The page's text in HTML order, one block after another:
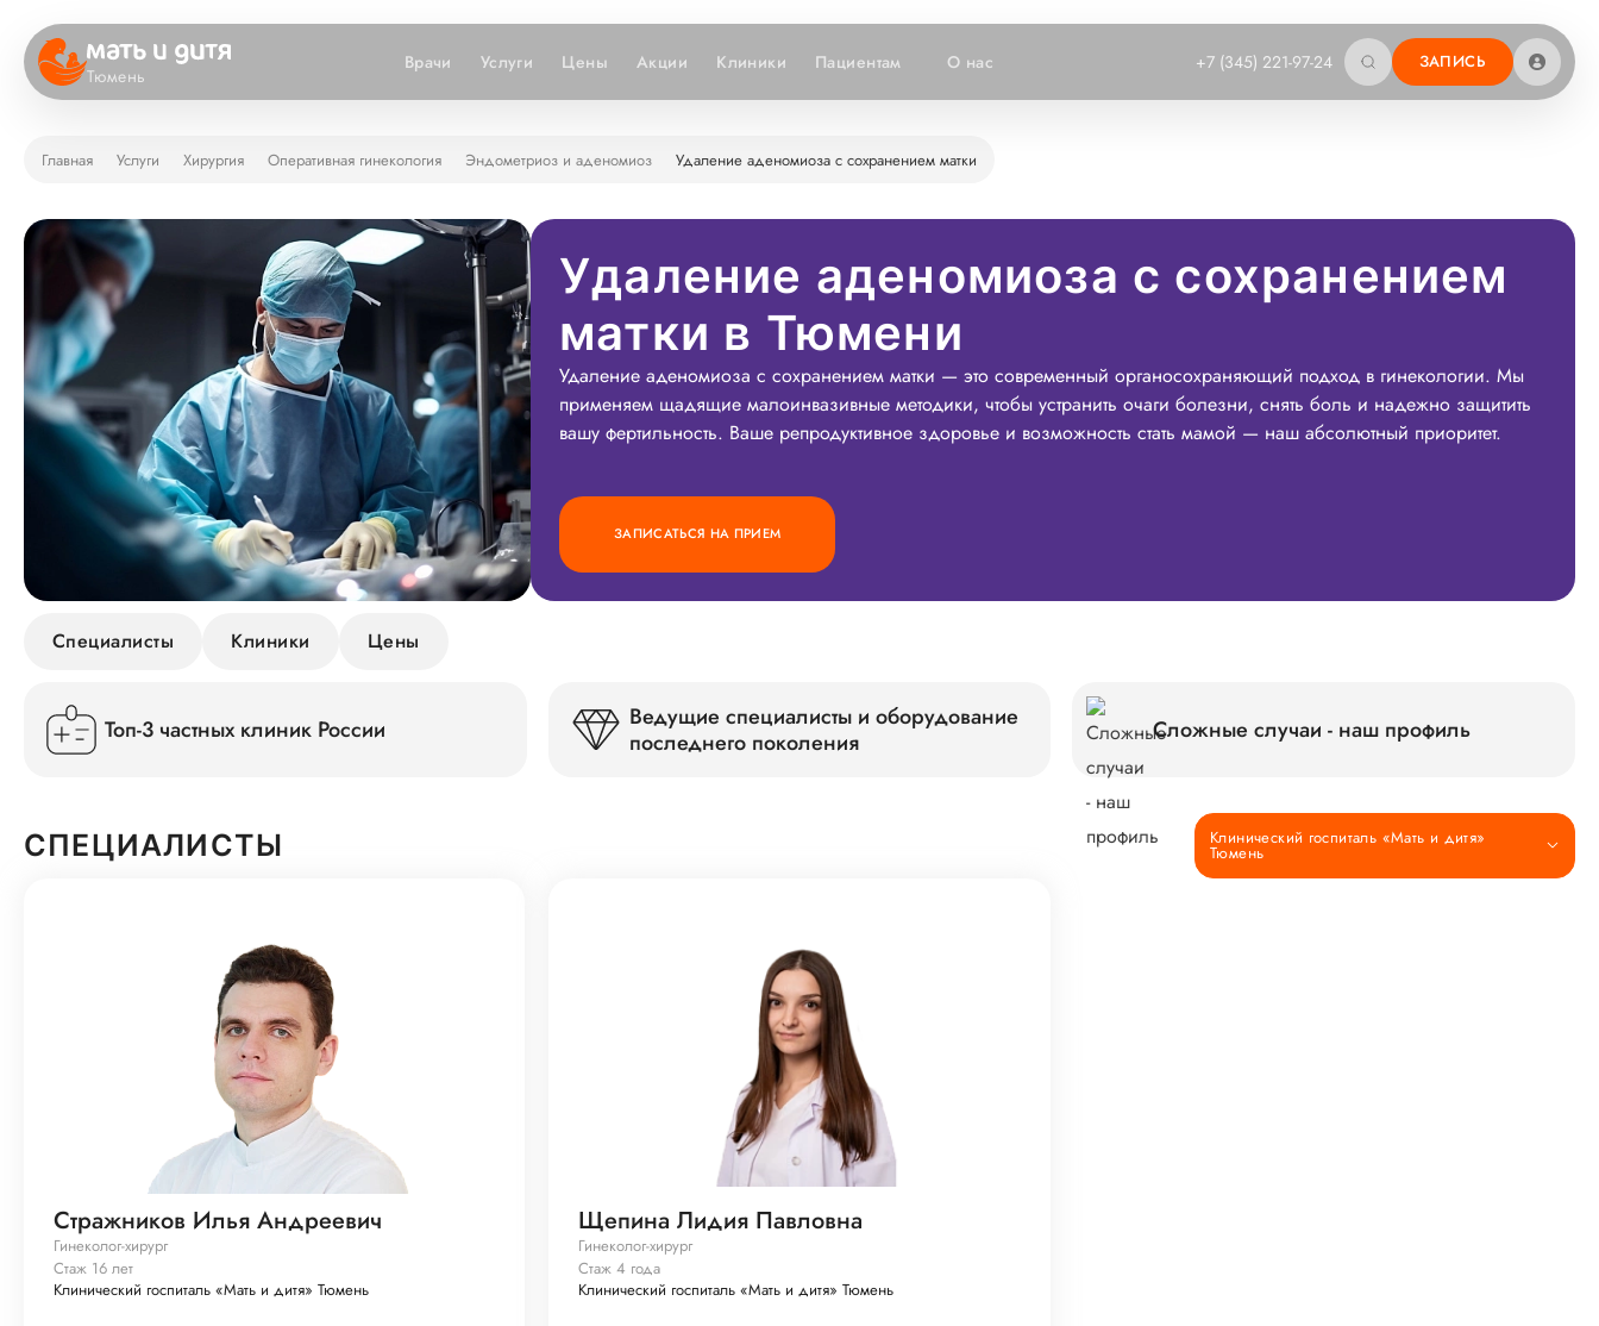
Тюмень
Врачи Услуги Цены Акции Клиники Пациентам О нас +7 (345) 221-97-24 ЗАПИСЬ
Главная Услуги Хирургия Оперативная гинекология Эндометриоз и аденомиоз Удаление аденомиоза с сохранением матки
Удаление аденомиоза с сохранением
матки в Тюмени
Удаление аденомиоза с сохранением матки — это современный органосохраняющий подход в гинекологии. Мы
применяем щадящие малоинвазивные методики, чтобы устранить очаги болезни, снять боль и надежно защитить
вашу фертильность. Ваше репродуктивное здоровье и возможность стать мамой — наш абсолютный приоритет.
ЗАПИСАТЬСЯ НА ПРИЕМ
Специалисты Клиники Цены
Топ-3 частных клиник России
Ведущие специалисты и оборудование
последнего поколения
Сложные случаи - наш профиль
СПЕЦИАЛИСТЫ Клинический госпиталь «Мать и дитя»
Тюмень
Стражников Илья Андреевич
Гинеколог-хирург
Стаж 16 лет
Клинический госпиталь «Мать и дитя» Тюмень
Щепина Лидия Павловна
Гинеколог-хирург
Стаж 4 года
Клинический госпиталь «Мать и дитя» Тюмень